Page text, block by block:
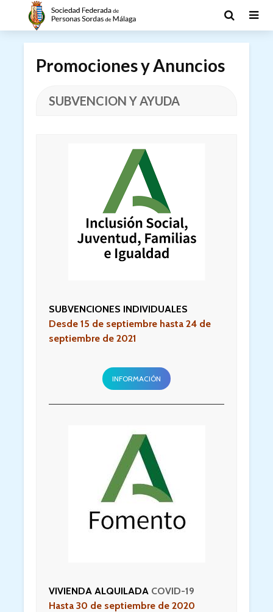
Promociones y Anuncios
SUBVENCION Y AYUDA
SUBVENCIONES INDIVIDUALES
Desde 15 de septiembre hasta 24 de
septiembre de 2021
INFORMACIÓN
VIVIENDA ALQUILADA COVID-19
Hasta 30 de septiembre de 2020